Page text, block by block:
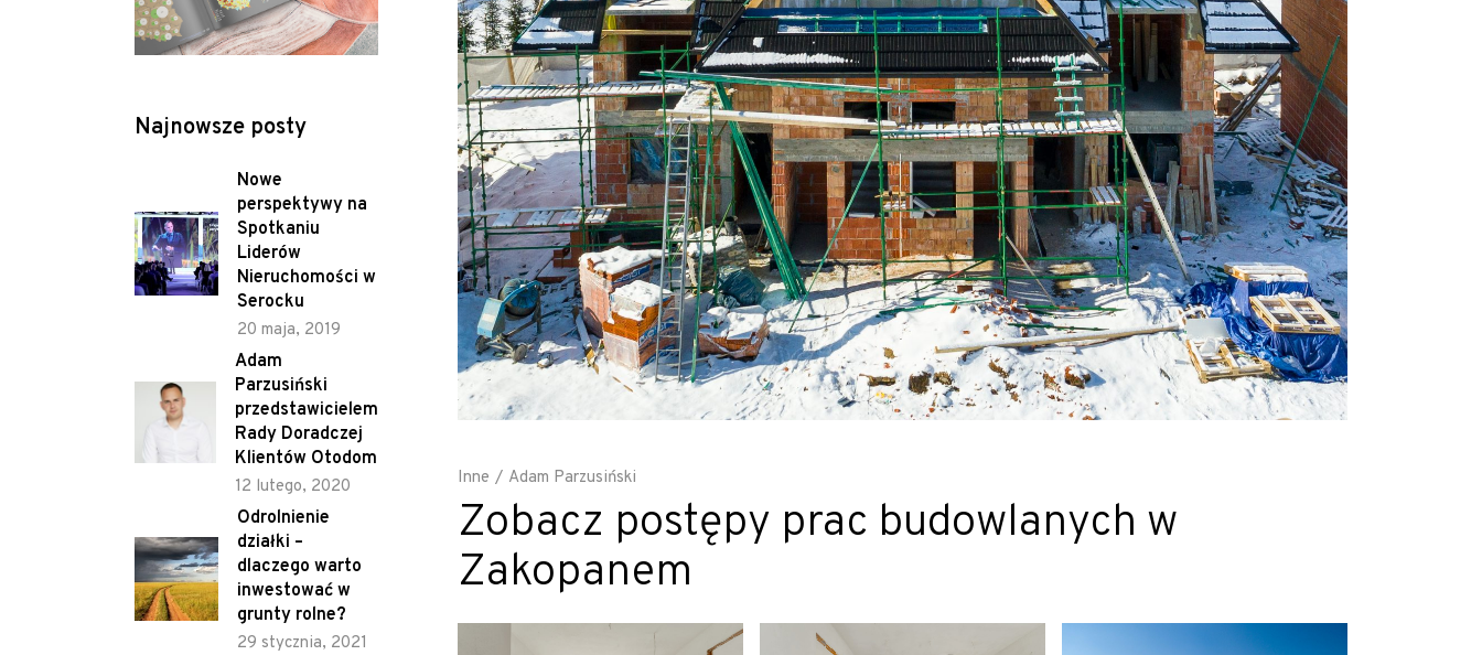
Inne Adam Parzusiński
Zobacz postępy prac budowlanych w
Zakopanem
Najnowsze posty
Nowe
perspektywy na
Spotkaniu
Liderów
Nieruchomości w
Serocku
20 maja, 2019
Adam
Parzusiński
przedstawicielem
Rady Doradczej
Klientów Otodom
12 lutego, 2020
Odrolnienie
działki –
dlaczego warto
inwestować w
grunty rolne?
29 stycznia, 2021